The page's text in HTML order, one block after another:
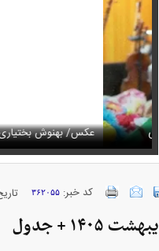
فیلم/روایت رامین پرچمی از کار
انجام دادعکس/ بهنوش بختیاری با این
کد خبر:۳۶۲۰۵۵ تاریخ